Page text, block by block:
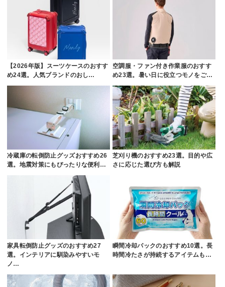
【2026年版】スーツケースのおすす
め24選。人気ブランドのおし…
空調服・ファン付き作業服のおすす
め23選。暑い日に役立つモノをご…
冷蔵庫の転倒防止グッズおすすめ26
選。地震対策にもぴったりな便利…
芝刈り機のおすすめ23選。目的や広
さに応じた選び方も解説
家具転倒防止グッズのおすすめ27
選。インテリアに馴染みやすいモ
ノ…
瞬間冷却パックのおすすめ10選。長
時間冷たさが持続するアイテムも…